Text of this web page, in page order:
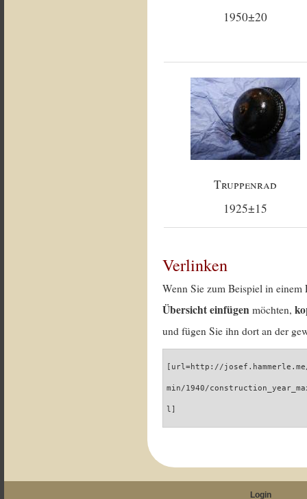
1950±20
Truppenrad
1925±15
Verlinken
Wenn Sie zum Beispiel in
Übersicht einfügen möchten,
und fügen Sie ihn dort an der
[url=http://
min/1940/
l]
Login